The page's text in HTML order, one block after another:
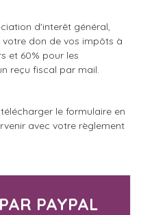
d'interêt général,
don de vos impôts à
et 60% pour les
reçu fiscal par mail.
le formulaire en
avec votre règlement
PAYPAL